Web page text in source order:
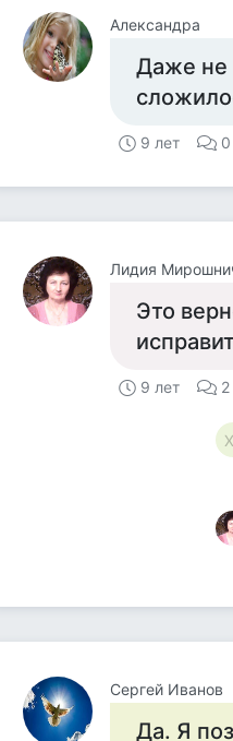
Александра
Даже не
9 лет 0
Лидия
Это
9 лет 2
Сергей Иванов
Да. Я